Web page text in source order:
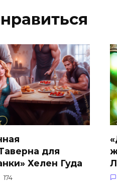
для
Хелен Гуда
174